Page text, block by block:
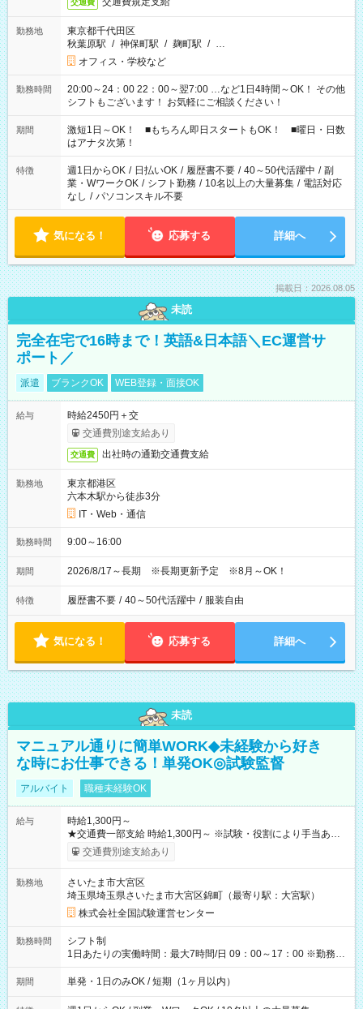
交通費
勤務地
東京都千代田区
秋葉原駅 / 神保町駅 / 麹町駅 / …
オフィス・学校など
勤務時間
20:00～24：00 22：00～翌7:00 …など1日4時間～OK！ その他
シフトもございます！ お気軽にご相談ください！
期間
激短1日～OK！ ■もちろん即日スタートもOK！ ■曜日・日数
はアナタ次第！
特徴 週1日からOK / 日払いOK / 履歴書不要 / 40～50代活躍中 / 副
業・WワークOK / シフト勤務 / 10名以上の大量募集 / 電話対応
なし / パソコンスキル不要
気になる！ 応募する 詳細へ
掲載日：2026.08.05
未読
完全在宅で16時まで！英語&日本語＼EC運営サ
ポート／
派遣 ブランクOK WEB登録・面接OK
給与
時給2450円＋交
交通費別途支給あり
交通費 出社時の通勤交通費支給
勤務地
東京都港区
六本木駅から徒歩3分
IT・Web・通信
勤務時間 9:00～16:00
期間 2026/8/17～長期 ※長期更新予定 ※8月～OK！
特徴 履歴書不要 / 40～50代活躍中 / 服装自由
気になる！ 応募する 詳細へ
未読
マニュアル通りに簡単WORK◆未経験から好き
な時にお仕事できる！単発OK◎試験監督
アルバイト 職種未経験OK
給与
時給1,300円～
★交通費一部支給 時給1,300円～ ※試験・役割により手当あり
※勤務回数により昇給あり 【即給（前払い）オプションあ
り！】 希望される場合、勤務から1週間ほどで給与の一部を受け
例】 ・河合塾模擬試験 8:30～17:30（休憩1時間） 時給1,300円
×8時間＝日収10,400円＋交通費 ※当日の役割により時給＋100
円の場合あり ・国家試験 7:00～13:30（休憩なし） 時給1,300
円（役割手当＋100円）×6時間＝日収8,400円＋交通費 【試用期
間】試用期間なし
交通費別途支給あり
勤務地
さいたま市大宮区
埼玉県埼玉県さいたま市大宮区錦町（最寄り駅：大宮駅）
株式会社全国試験運営センター
勤務時間
シフト制
1日あたりの実働時間：最大7時間/日 09：00～17：00 ※勤務時
間は 試験により異なります。
期間 単発・1日のみOK / 短期（1ヶ月以内）